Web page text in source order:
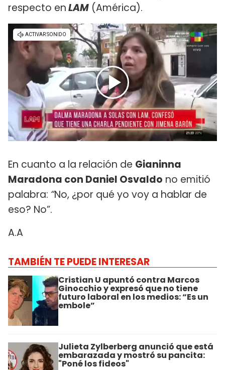
respecto enLAM (América).
En cuanto a la relación de Gianinna
Maradona con Daniel Osvaldo no emitió
palabra: “No, ¿por qué yo voy a hablar de
eso? No”.
A.A
TAMBIÉN TE PUEDE INTERESAR
Cristian U apuntó contra Marcos
Ginocchio y expresó que no tiene
futuro laboral en los medios: “Es un
embole”
Julieta Zylberberg anunció que está
embarazada y mostró su pancita:
"Poné los fideos"